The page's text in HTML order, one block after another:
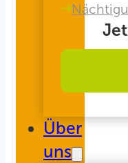
Über
uns